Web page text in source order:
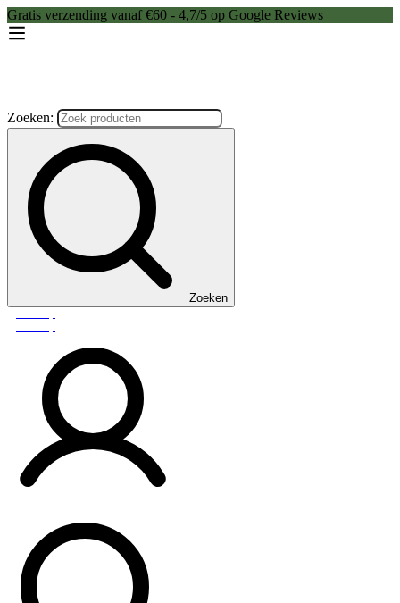
Gratis verzending vanaf €60 - 4,7/5 op Google Reviews
Zoeken:
Zoeken